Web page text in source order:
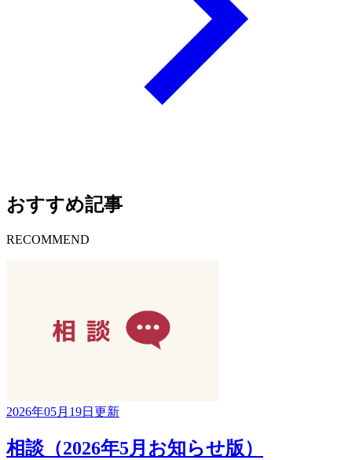
おすすめ記事
RECOMMEND
2026年05月19日更新
相談（2026年5月お知らせ版）